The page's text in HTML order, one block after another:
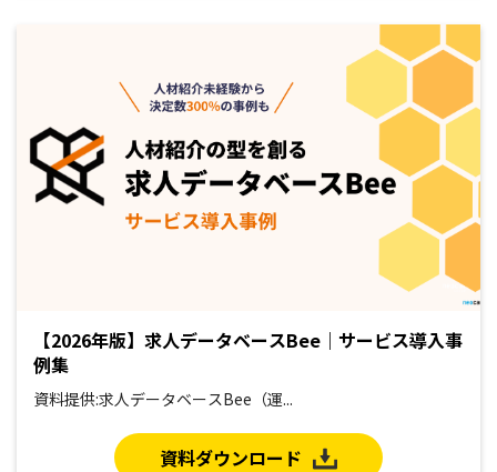
【2026年版】求人データベースBee｜サービス導入事
例集
資料提供:求人データベースBee（運...
資料ダウンロード